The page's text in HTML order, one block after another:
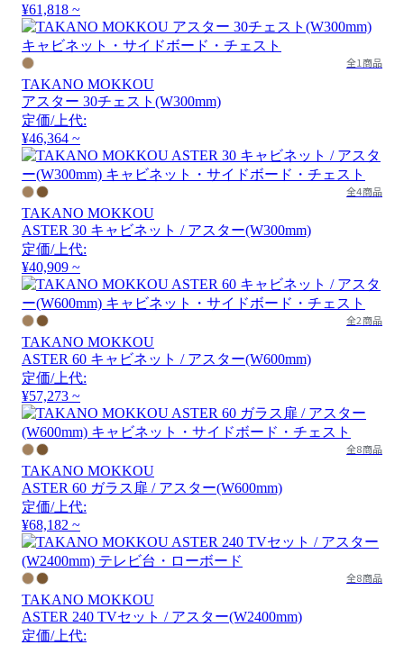
¥61,818 ~
全1商品
TAKANO MOKKOU
アスター 30チェスト(W300mm)
定価/上代:
¥46,364 ~
全4商品
TAKANO MOKKOU
ASTER 30 キャビネット / アスター(W300mm)
定価/上代:
¥40,909 ~
全2商品
TAKANO MOKKOU
ASTER 60 キャビネット / アスター(W600mm)
定価/上代:
¥57,273 ~
全8商品
TAKANO MOKKOU
ASTER 60 ガラス扉 / アスター(W600mm)
定価/上代:
¥68,182 ~
全8商品
TAKANO MOKKOU
ASTER 240 TVセット / アスター(W2400mm)
定価/上代: